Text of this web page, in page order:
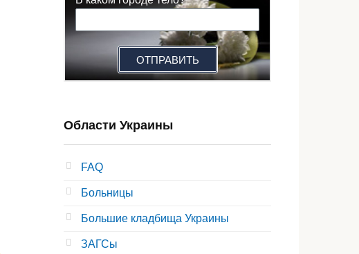
ОТПРАВИТЬ
Области Украины
FAQ
Больницы
Большие кладбища Украины
ЗАГСы